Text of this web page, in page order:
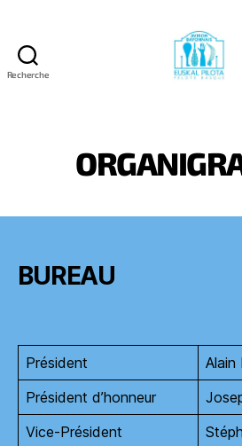
Recherche
BUREAU
Président
Alain
Président d’honneur
Vice-Président